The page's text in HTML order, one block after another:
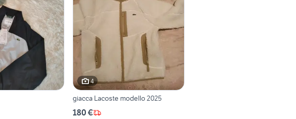
4
giacca Lacoste modello 2025
180 €